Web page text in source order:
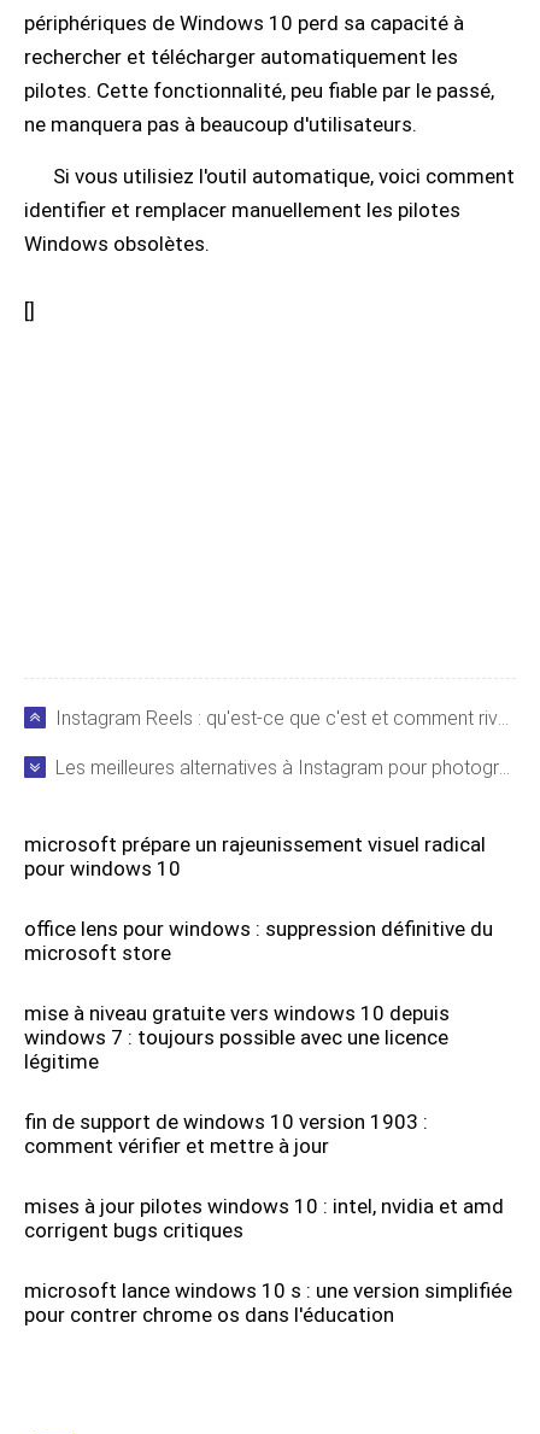
périphériques de Windows 10 perd sa capacité à
rechercher et télécharger automatiquement les
pilotes. Cette fonctionnalité, peu fiable par le passé,
ne manquera pas à beaucoup d'utilisateurs.
Si vous utilisiez l'outil automatique, voici comment
identifier et remplacer manuellement les pilotes
Windows obsolètes.
[]
Instagram Reels : qu'est-ce que c'est et comment rivalise-t-il avec TikTok ?
Les meilleures alternatives à Instagram pour photographes : Dayflash, SmugMug et plus
microsoft prépare un rajeunissement visuel radical
pour windows 10
office lens pour windows : suppression définitive du
microsoft store
mise à niveau gratuite vers windows 10 depuis
windows 7 : toujours possible avec une licence
légitime
fin de support de windows 10 version 1903 :
comment vérifier et mettre à jour
mises à jour pilotes windows 10 : intel, nvidia et amd
corrigent bugs critiques
microsoft lance windows 10 s : une version simplifiée
pour contrer chrome os dans l'éducation